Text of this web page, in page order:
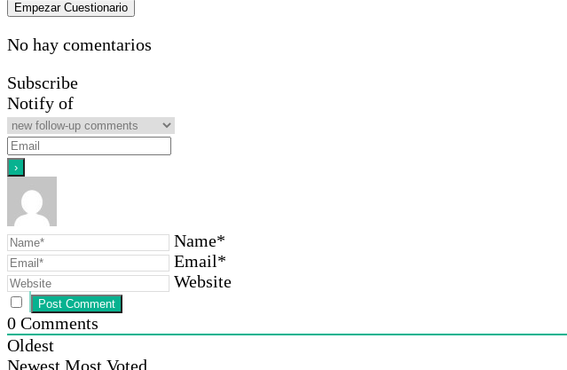
No hay comentarios
Subscribe
Notify of
Name*
Email*
Website
0 Comments
Oldest
Newest Most Voted